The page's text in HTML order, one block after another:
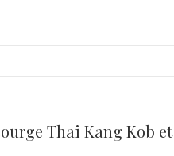
Thai Kang Kob et